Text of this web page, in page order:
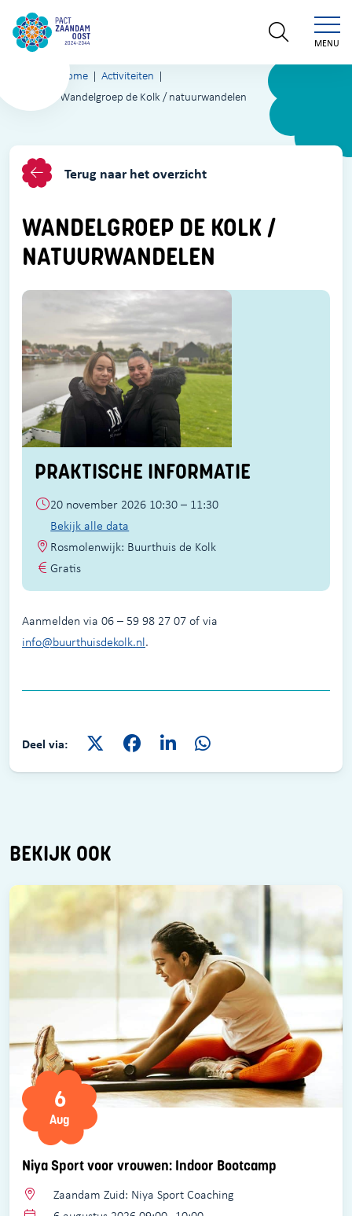
MENU
Home
Activiteiten
Wandelgroep de Kolk / natuurwandelen
Terug naar het overzicht
WANDELGROEP DE KOLK /
NATUURWANDELEN
PRAKTISCHE INFORMATIE
20 november 2026 10:30 – 11:30
Bekijk alle data
Rosmolenwijk: Buurthuis de Kolk
Gratis
Aanmelden via 06 – 59 98 27 07 of via
info@buurthuisdekolk.nl.
Deel via:
BEKIJK OOK
Niya Sport voor vrouwen: Indoor Bootcamp
6
Aug
Zaandam Zuid: Niya Sport Coaching